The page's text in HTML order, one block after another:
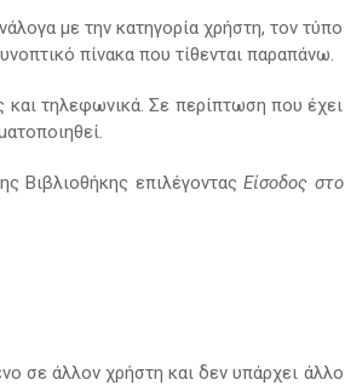
με την κατηγορία χρήστη, τον τύπο
πίνακα που τίθενται παραπάνω.
και τηλεφωνικά. Σε περίπτωση που έχει
Βιβλιοθήκης επιλέγονταςΕίσοδος στο
σε άλλον χρήστη και δεν υπάρχει άλλο